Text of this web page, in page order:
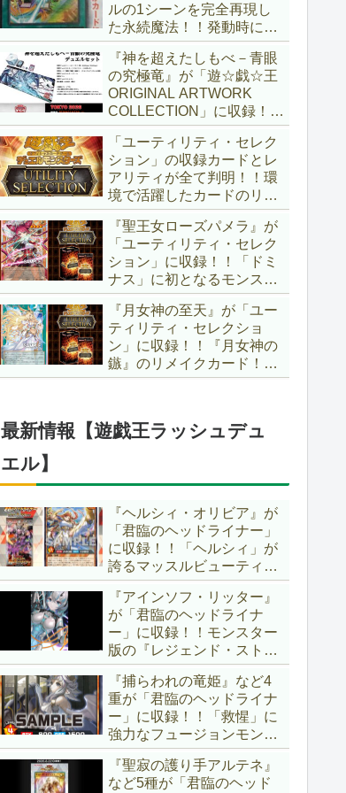
ルの1シーンを完全再現し
た永続魔法！！発動時に無
差別にモンスターを裏返す
効果も、なかなかの影響力
ですね～。「Ｖジャンプ
(2026年10月号)」付属カー
ド。【遊戯王OCG】
『神を超えたしもべ－青眼
の究極竜』が「遊☆戯☆王
ORIGINAL ARTWORK
COLLECTION」に収録！！
3回の攻撃と除去、強固な
耐性と、正しく『強靭！無
敵！最強！』な「ブルーア
イズ」が登場です！！【遊
戯王OCG】
「ユーティリティ・セレク
ション」の収録カードとレ
アリティが全て判明！！環
境で活躍したカードのリメ
イクが多数収録！！調整版
『墓穴の指名者』や「ドミ
ナス」の少女のカード化な
ど、注目要素が満載ですね
～。【遊戯王OCG】
『聖王女ローズパメラ』が
「ユーティリティ・セレク
ション」に収録！！「ドミ
ナス」に初となるモンスタ
ーが登場！！『聖王の粉
砕』や『列王詩篇』に描か
れていた少女で、実際にこ
の2種を強力にサポートし
ていますね！！【遊戯王
『月女神の至天』が「ユー
ティリティ・セレクショ
ン」に収録！！『月女神の
鏃』のリメイクカード！！
選出傾向が読めなくなりま
無効化範囲の広がった『墓
穴の指名者』はめちゃくち
最新情報【遊戯王ラッシュデュ
エル】
『ヘルシィ・オリビア』が
「君臨のヘッドライナー」
に収録！！「ヘルシィ」が
誇るマッスルビューティー
の詳細が判明！！優秀なリ
チュアル魔法『健康ズハ
イ！』をサルベージできる
サポーターでしたか～。
【遊戯王ラッシュデュエ
ル】
『アインソフ・リッター』
が「君臨のヘッドライナ
ー」に収録！！モンスター
版の『レジェンド・ストラ
イク』とも言える強力な蘇
生効果持ち！！そのステー
タスから、「救惺」との相
性も抜群に良いですね～。
【遊戯王ラッシュデュエ
ル】
『捕らわれの竜姫』など4
重が「君臨のヘッドライナ
ー」に収録！！「救惺」に
強力なフュージョンモンス
ターとサポーターが登
場！！性能の高さはもちろ
ん、イラストから推察され
『聖寂の護り手アルテネ』
など5種が「君臨のヘッド